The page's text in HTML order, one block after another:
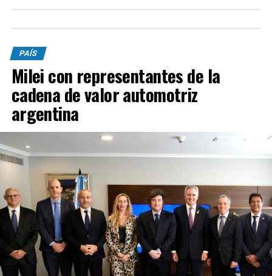
PAÍS
Milei con representantes de la
cadena de valor automotriz
argentina